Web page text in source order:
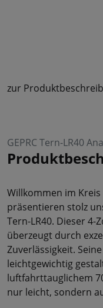
zur
GEPRC Tern-LR40
Willkommen im Kreis
präsentieren stolz
Tern-LR40. Dieser 4-
überzeugt durch
Zuverlässigkeit.
leichtgewichtig
luftfahrttauglichem
nur leicht, sondern